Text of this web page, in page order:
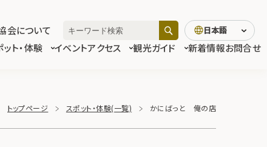
ット・体験 イベントアクセス 観光ガイド 新着情報お問合せ
会について 日本語
トップページ スポット・体験(一覧) かにばっと 俺の店